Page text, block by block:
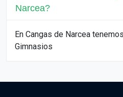
Narcea?
En Cangas de Narcea
Gimnasios